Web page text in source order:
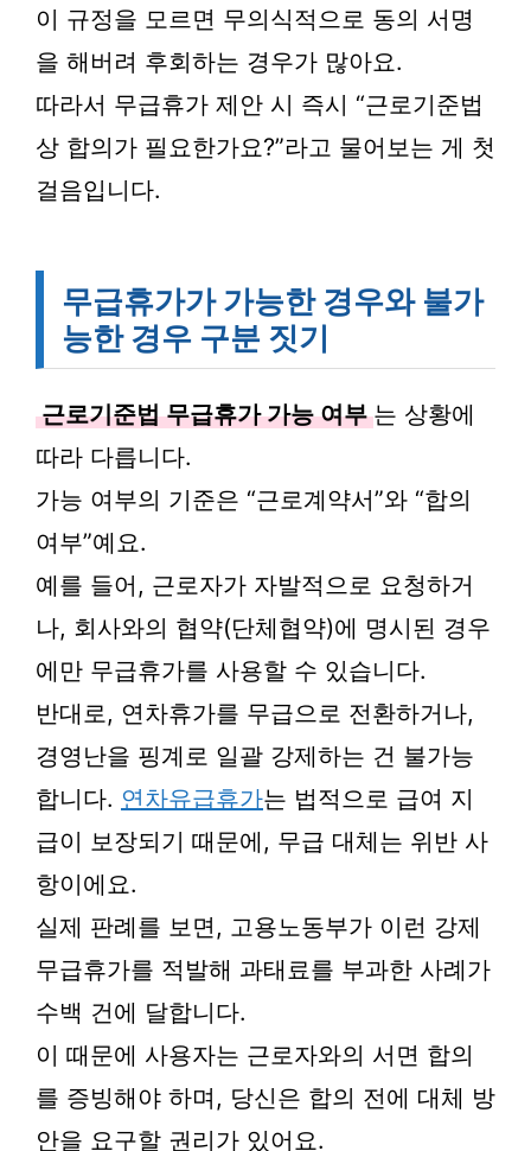
이 규정을 모르면 무의식적으로 동의 서명
을 해버려 후회하는 경우가 많아요.
따라서 무급휴가 제안 시 즉시 “근로기준법
상 합의가 필요한가요?”라고 물어보는 게 첫
걸음입니다.
무급휴가가 가능한 경우와 불가
능한 경우 구분 짓기
근로기준법 무급휴가 가능 여부 는 상황에
따라 다릅니다.
가능 여부의 기준은 “근로계약서”와 “합의
여부”예요.
예를 들어, 근로자가 자발적으로 요청하거
나, 회사와의 협약(단체협약)에 명시된 경우
에만 무급휴가를 사용할 수 있습니다.
반대로, 연차휴가를 무급으로 전환하거나,
경영난을 핑계로 일괄 강제하는 건 불가능
합니다. 연차유급휴가는 법적으로 급여 지
급이 보장되기 때문에, 무급 대체는 위반 사
항이에요.
실제 판례를 보면, 고용노동부가 이런 강제
무급휴가를 적발해 과태료를 부과한 사례가
수백 건에 달합니다.
이 때문에 사용자는 근로자와의 서면 합의
를 증빙해야 하며, 당신은 합의 전에 대체 방
안을 요구할 권리가 있어요.